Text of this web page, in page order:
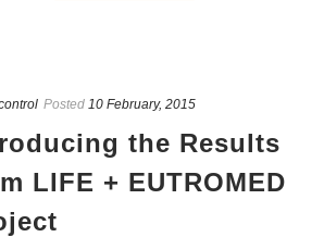
Posted 10 February, 2015
the Results
LIFE + EUTROMED